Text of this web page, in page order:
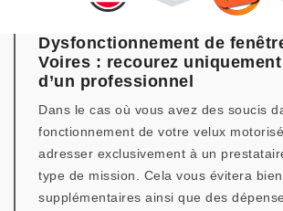
Dysfonctionnement de
Voires : recourez
d’un professionnel
Dans le cas où vous avez des soucis
fonctionnement de votre velux
adresser exclusivement à un
type de mission. Cela vous évitera
supplémentaires ainsi que des